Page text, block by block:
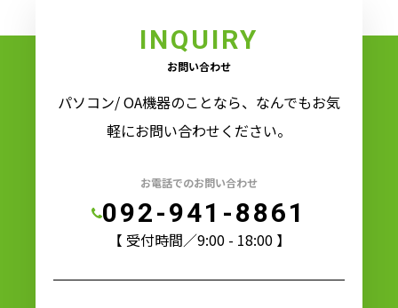
INQUIRY
お問い合わせ
パソコン/ OA機器のことなら、なんでもお気
軽にお問い合わせください。
お電話でのお問い合わせ
092-941-8861
【 受付時間／9:00 - 18:00 】